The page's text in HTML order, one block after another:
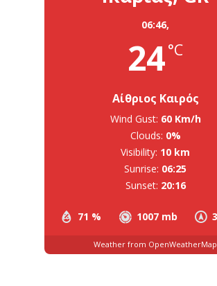
06:46,
24°C
Αίθριος Καιρός
71 % 1007 mb
Wind Gust: 60 Km/h
Clouds: 0%
Visibility: 10 km
Sunrise: 06:25
Sunset: 20:16
Weather from OpenWeatherMap